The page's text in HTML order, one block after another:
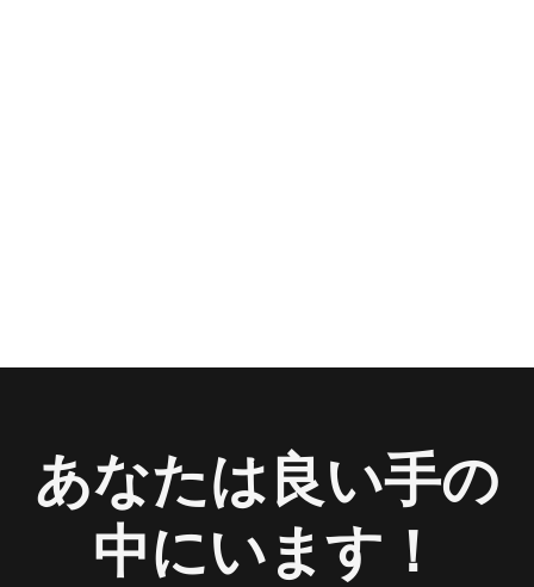
あなたは良い手の
中にいます！